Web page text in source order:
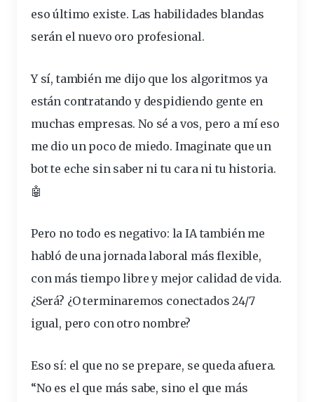
eso último existe. Las habilidades blandas
serán el nuevo oro profesional.
Y sí, también me dijo que los algoritmos ya
están contratando y despidiendo gente en
muchas empresas. No sé a vos, pero a mí eso
me dio un poco de miedo. Imaginate que un
bot te eche sin saber ni tu cara ni tu historia.
🤖
Pero no todo es negativo: la IA también me
habló de una jornada laboral más flexible,
con más tiempo libre y mejor calidad de vida.
¿Será? ¿O terminaremos conectados 24/7
igual, pero con otro nombre?
Eso sí: el que no se prepare, se queda afuera.
“No es el que más sabe, sino el que más